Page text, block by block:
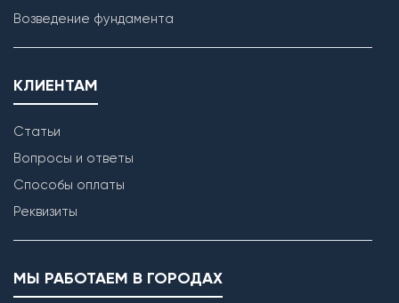
Возведение фундамента
КЛИЕНТАМ
Статьи
Вопросы и ответы
Способы оплаты
Реквизиты
МЫ РАБОТАЕМ В ГОРОДАХ